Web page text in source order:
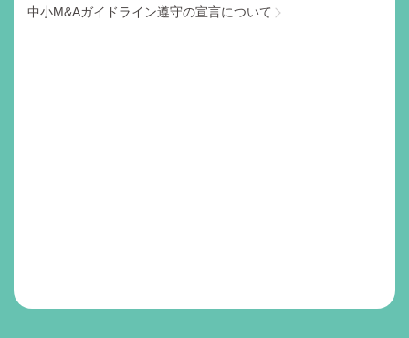
中小M&Aガイドライン遵守の宣言について